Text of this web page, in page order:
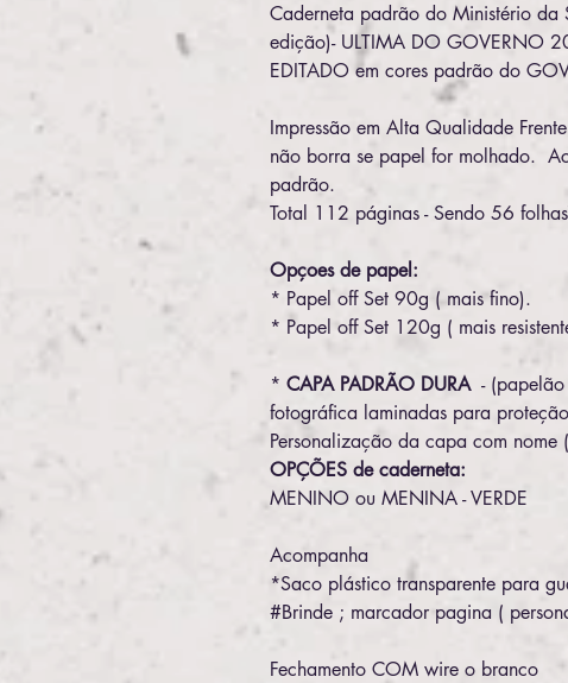
Caderneta padrão do Ministério da
edição)- ULTIMA DO GOVERNO
EDITADO em cores padrão do
Impressão em Alta Qualidade
não borra se papel for molhado.
padrão.
Total 112 páginas - Sendo 56
Opçoes de papel:
* Papel off Set 90g ( mais fino).
* Papel off Set 120g ( mais
* CAPA PADRÃO DURA -
fotográfica laminadas para
Personalização da capa com nome
OPÇÕES de caderneta:
MENINO ou MENINA - VERDE
Acompanha
*Saco plástico transparente para
#Brinde ; marcador pagina (
Fechamento COM wire o branco